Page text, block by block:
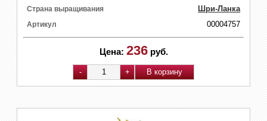
Страна выращивания Шри-Ланка
Артикул 00004757
Цена: 236 руб.